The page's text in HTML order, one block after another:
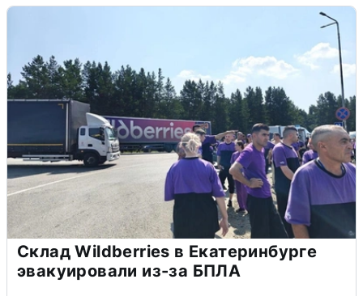
Склад Wildberries в Екатеринбурге
эвакуировали из-за БПЛА